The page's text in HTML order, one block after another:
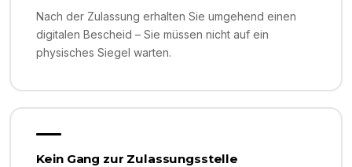
Nach der Zulassung erhalten Sie umgehend einen
digitalen Bescheid – Sie müssen nicht auf ein
physisches Siegel warten.
Kein Gang zur Zulassungsstelle